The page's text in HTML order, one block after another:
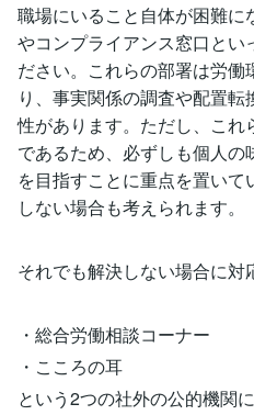
職場にいること自体が困難
やコンプライアンス窓口とい
ださい。これらの部署は労
り、事実関係の調査や配置
性があります。ただし、こ
であるため、必ずしも個人
を目指すことに重点を置い
しない場合も考えられます。
それでも解決しない場合に対
・総合労働相談コーナー
・こころの耳
という2つの社外の公的機関